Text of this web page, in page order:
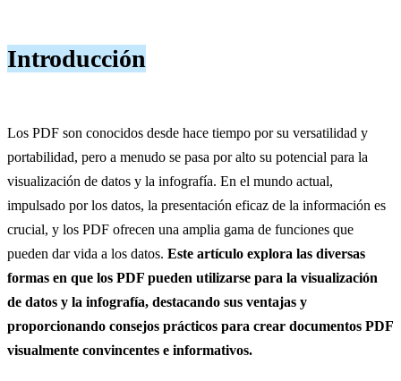
Introducción
Los PDF son conocidos desde hace tiempo por su versatilidad y
portabilidad, pero a menudo se pasa por alto su potencial para la
visualización de datos y la infografía. En el mundo actual,
impulsado por los datos, la presentación eficaz de la información es
crucial, y los PDF ofrecen una amplia gama de funciones que
pueden dar vida a los datos. Este artículo explora las diversas
formas en que los PDF pueden utilizarse para la visualización
de datos y la infografía, destacando sus ventajas y
proporcionando consejos prácticos para crear documentos PDF
visualmente convincentes e informativos.